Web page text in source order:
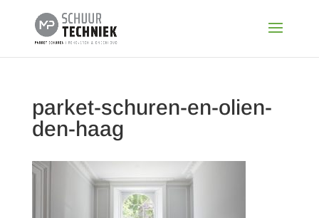
parket-schuren-en-olien-
den-haag